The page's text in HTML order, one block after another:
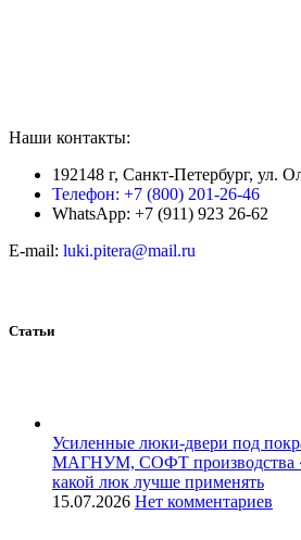
Наши контакты:
192148 г, Санкт-Петербург, ул.
Телефон: +7 (800) 201-26-46
WhatsApp: +7 (911) 923 26-62
E-mail: luki.pitera@mail.ru
Статьи
Усиленные люки-двери под
МАГНУМ, СОФТ производства
какой люк лучше применять
15.07.2026 Нет комментариев